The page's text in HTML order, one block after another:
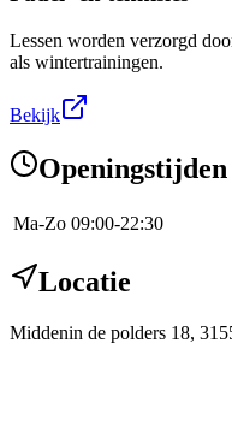
Lessen worden verzorgd
als wintertrainingen.
Bekijk
Openingstijden
Ma-Zo 09:00-22:30
Locatie
Middenin de polders 18,